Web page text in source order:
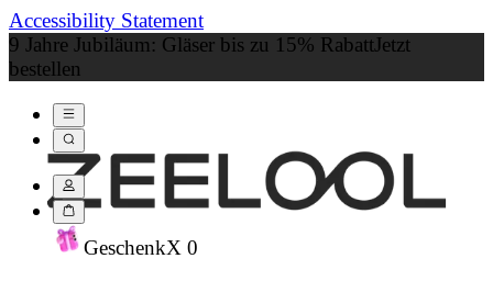
Accessibility Statement
9 Jahre Jubiläum: Gläser bis zu 15% RabattJetzt
bestellen
GeschenkX 0